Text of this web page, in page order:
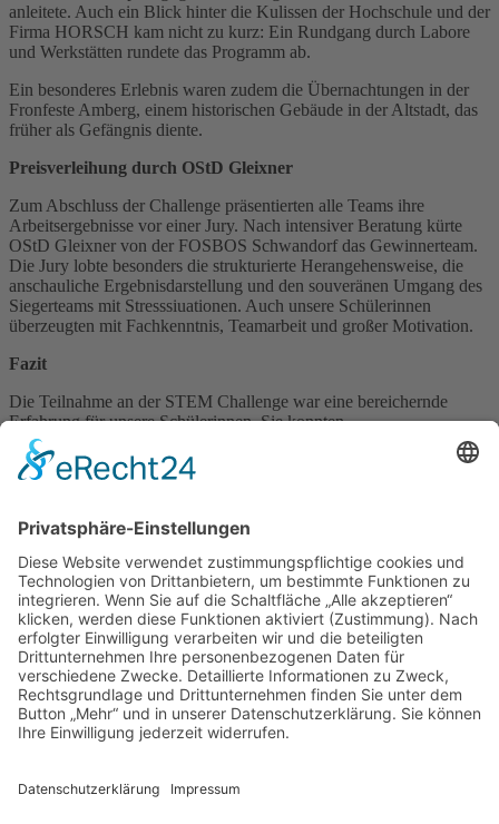
anleitete. Auch ein Blick hinter die Kulissen der Hochschule und der
Firma HORSCH kam nicht zu kurz: Ein Rundgang durch Labore
und Werkstätten rundete das Programm ab.
Ein besonderes Erlebnis waren zudem die Übernachtungen in der
Fronfeste Amberg, einem historischen Gebäude in der Altstadt, das
früher als Gefängnis diente.
Preisverleihung durch OStD Gleixner
Zum Abschluss der Challenge präsentierten alle Teams ihre
Arbeitsergebnisse vor einer Jury. Nach intensiver Beratung kürte
OStD Gleixner von der FOSBOS Schwandorf das Gewinnerteam.
Die Jury lobte besonders die strukturierte Herangehensweise, die
anschauliche Ergebnisdarstellung und den souveränen Umgang des
Siegerteams mit Stresssiuationen. Auch unsere Schülerinnen
überzeugten mit Fachkenntnis, Teamarbeit und großer Motivation.
Fazit
Die Teilnahme an der STEM Challenge war eine bereichernde
Erfahrung für unsere Schülerinnen. Sie konnten
naturwissenschaftliches Arbeiten hautnah erleben, Einblicke in
Hochschule und Berufswelt gewinnen und wichtige
Zukunftskompetenzen stärken.
Ein herzliches Dankeschön geht an die OTH Amberg-Weiden, Prof.
Dr. Werner Prell, Herrn Eiblmeier, Frau Freundl, OStD Gleixner, die
Firma HORSCH – und nicht zuletzt an unsere vier
Teilnehmerinnen, die mit Begeisterung und Neugier unsere Schule
vertreten haben.
Zurück
92421 Schwandorf